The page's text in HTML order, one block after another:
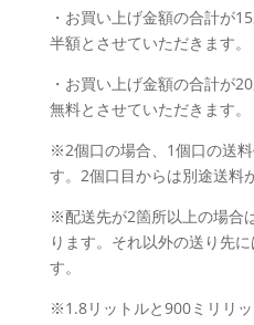
・お買い上げ金額の合計が
半額とさせていただきます。
・お買い上げ金額の合計が
無料とさせていただきます。
※2個口の場合、1個口の送
す。2個口目からは別途送料
※配送先が2箇所以上の場合
ります。それ以外の送り先
す。
※1.8リットルと900ミリリッ